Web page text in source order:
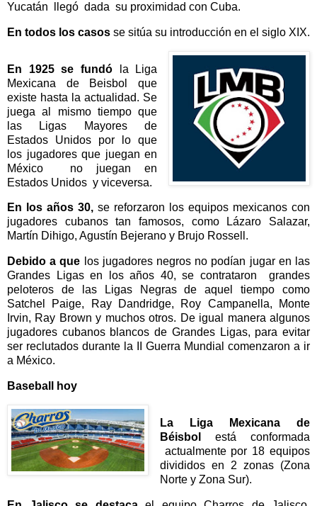
Yucatán llegó dada su proximidad con Cuba.
En todos los casos se sitúa su introducción en el siglo XIX.
En 1925 se fundóla Liga
Mexicana de Beisbol que
existe hasta la actualidad. Se
juega al mismo tiempo que
las Ligas Mayores de
Estados Unidos por lo que
los jugadores que juegan en
México no juegan en
Estados Unidos y viceversa.
En los años 30, se reforzaron los equipos mexicanos con
jugadores cubanos tan famosos, como Lázaro Salazar,
Martín Dihigo, Agustín Bejerano y Brujo Rossell.
Debido a que los jugadores negros no podían jugar en las
Grandes Ligas en los años 40, se contrataron grandes
peloteros de las Ligas Negras de aquel tiempo como
Satchel Paige, Ray Dandridge, Roy Campanella, Monte
Irvin, Ray Brown y muchos otros. De igual manera algunos
jugadores cubanos blancos de Grandes Ligas, para evitar
ser reclutados durante la II Guerra Mundial comenzaron a ir
a México.
Baseball hoy
La Liga Mexicana de
Béisbol
está conformada
actualmente por 18 equipos
divididos en 2 zonas (Zona
Norte y Zona Sur).